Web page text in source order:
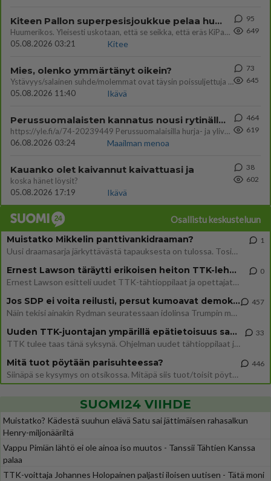
Kiteen Pallon superpesisjoukkue pelaa huumeiden vaikutuksen alaisena
Huumerikos. Yleisesti uskotaan, että se seikka, että eräs KiPan pelaaja kärähtää huumeista, on vain jäävuoren huippu. M
05.08.2026 03:21
Kitee
95
649
Mies, olenko ymmärtänyt oikein?
Ystävyys/salainen suhde/molemmat ovat täysin poissuljettuja asioita? Nainen
05.08.2026 11:40
Ikävä
73
645
Perussuomalaisten kannatus nousi rytinällä Ylen tänään julkaisemassa tuoreimmassa gallup-kyselyssä.
https://yle.fi/a/74-20239449 Perussuomalaisilla hurja- ja ylivoimaisesti suurin nousu tässä uudessa Ylen gallupissa. Kyl
06.08.2026 03:24
Maailman menoa
464
619
Kauanko olet kaivannut kaivattuasi ja
koska hänet löysit?
05.08.2026 17:19
Ikävä
38
602
Osallistu keskusteluun
Muistatko Mikkelin panttivankidraaman?
Uusi draamasarja järkyttävästä tapauksesta on tulossa. Tositapahtumiin perustuva sarja ammentaa vuoden 1986 Mikkelin pan
1
Ernest Lawson täräytti erikoisen heiton TTK-lehdistötilaisuudessa: " Onko tässä tarkoituksena...?"
Ernest Lawson esitteli uudet TTK-tähtioppilaat ja opettajat torstaina 6.8. lehdistölle. Tulevalla kaudella on yksi hausk
0
Jos SDP ei voita reilusti, persut kumoavat demokratian Suomesta
Näin tekisi ainakin Rydman seuratessaan idolinsa Trumpin mallia https://www.is.fi/politiikka/art-2000012187244.html
457
Uuden TTK-juontajan ympärillä epätietoisuus sakenee - Nyt MTV hämmentää soppaa
TTK tulee taas tänä syksynä. Ohjelman uudet tähtioppilaat julkistetaan torstaina 6. elokuuta klo 14 alkavassa lehdistö
33
Mitä tuot pöytään parisuhteessa?
Siinäpä se kysymys on otsikossa. Mitäpä siis tuot/toisit pöytään parisuhteessa? Oletko mies vai nainen? Koetko sen mitä
446
SUOMI24 VIIHDE
Muistatko? Kädestä suuhun elävä Satu sai jättimäisen rahasalkun
Henry-miljonääriltä
Vappu Pimiän lähtö ei ole ainoa iso muutos - Tanssii Tähtien Kanssa
palaa
TTK-voittaja Johannes Holopainen paljasti iloisen uutisen - Tätä moni